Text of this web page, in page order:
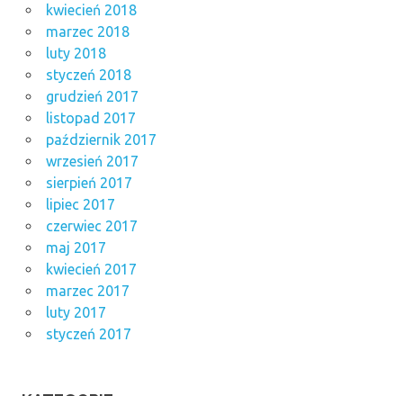
kwiecień 2018
marzec 2018
luty 2018
styczeń 2018
grudzień 2017
listopad 2017
październik 2017
wrzesień 2017
sierpień 2017
lipiec 2017
czerwiec 2017
maj 2017
kwiecień 2017
marzec 2017
luty 2017
styczeń 2017